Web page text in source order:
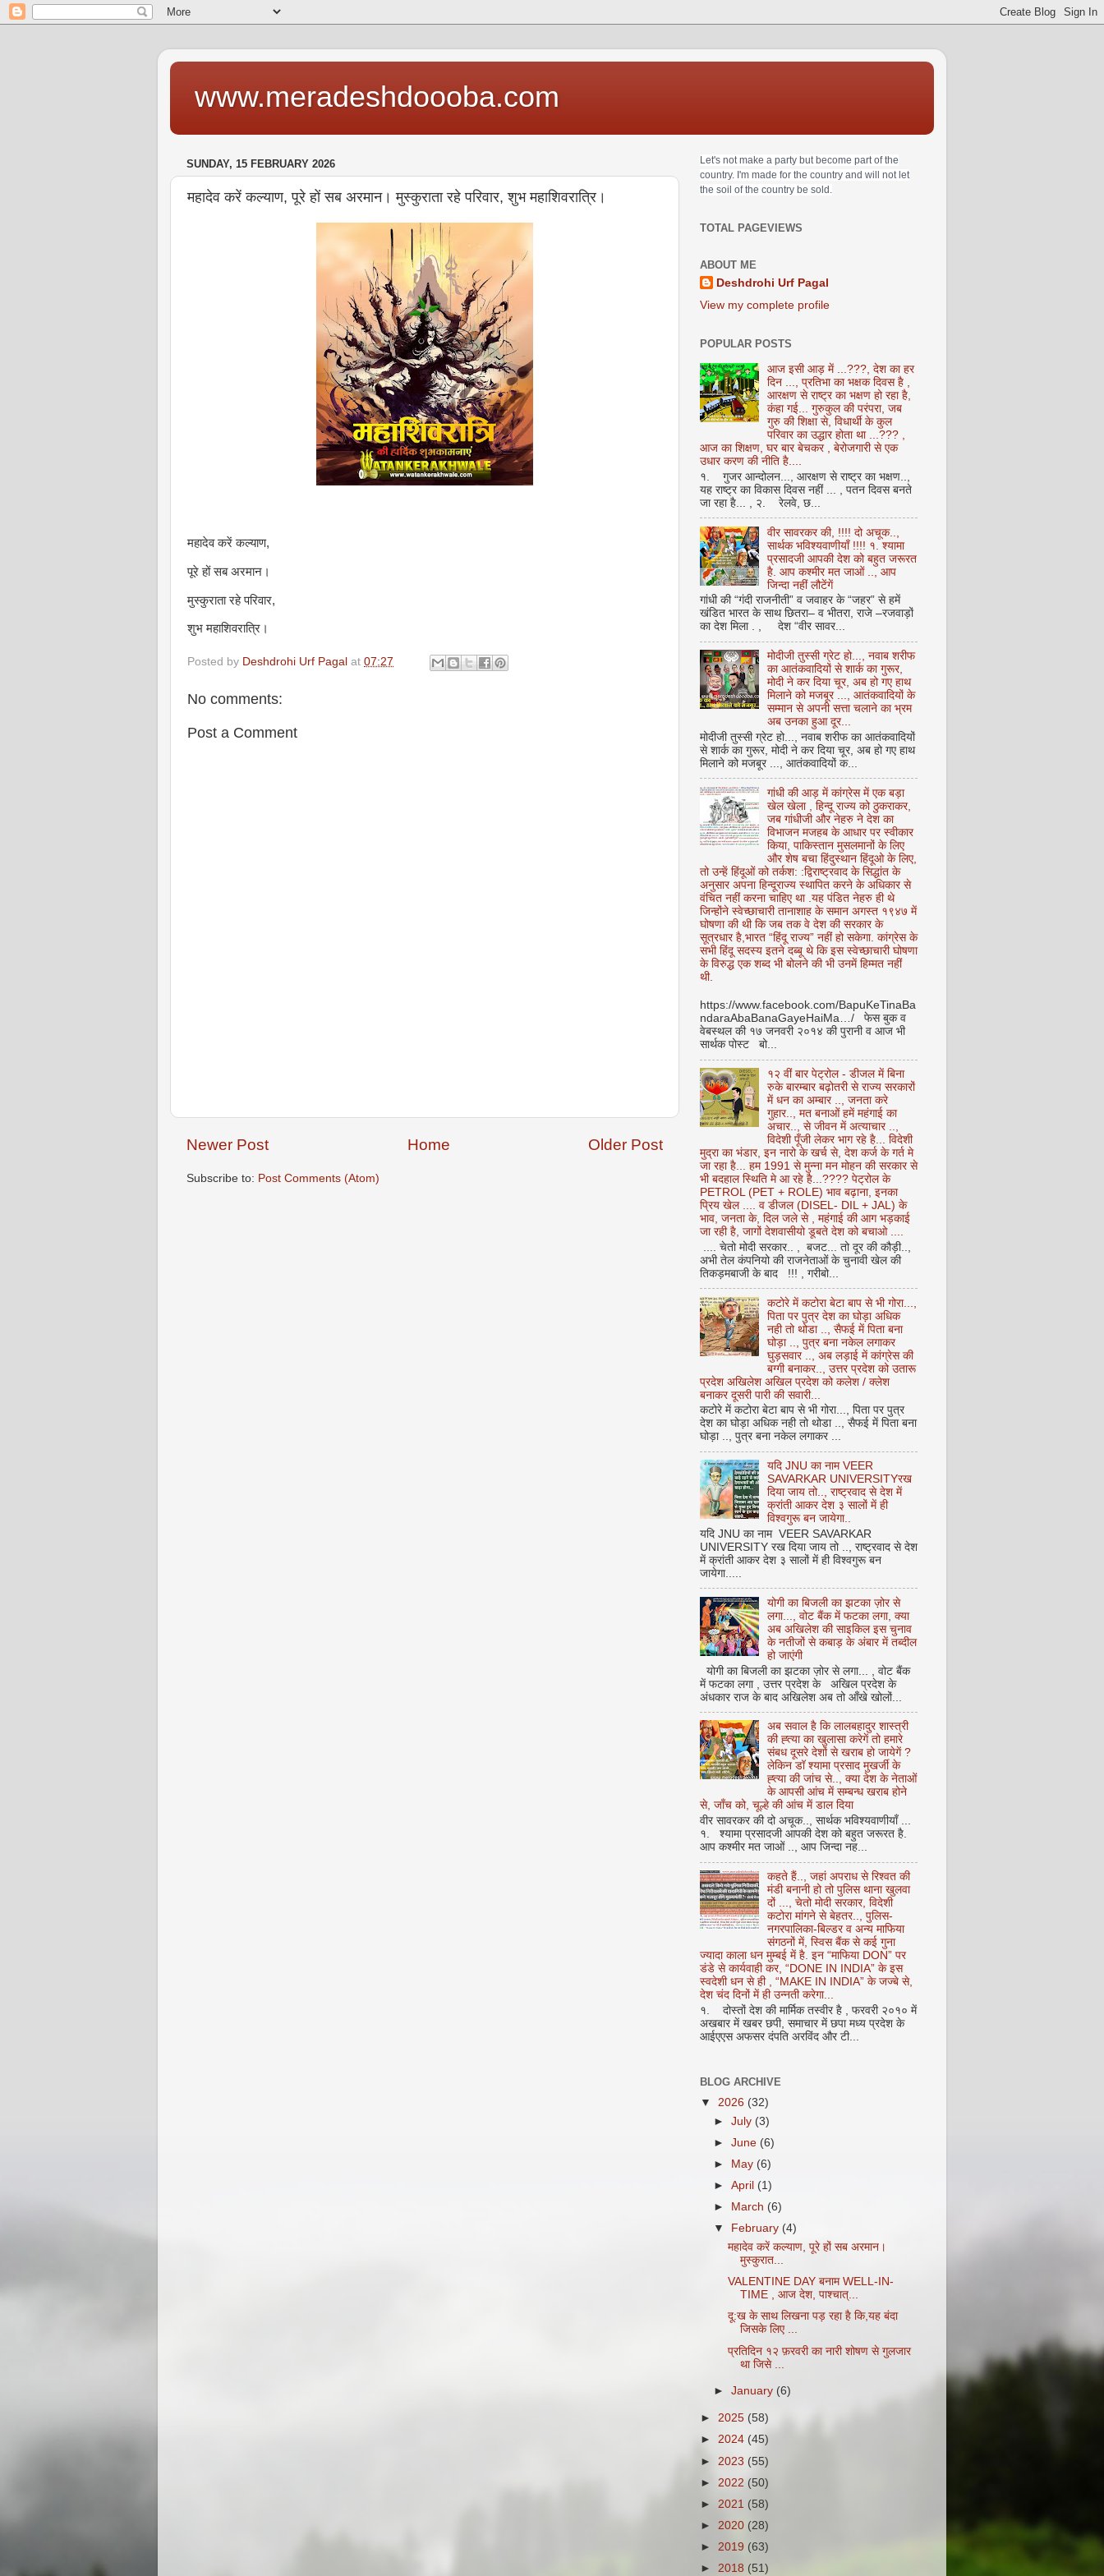
www.meradeshdoooba.com
SUNDAY, 15 FEBRUARY 2026
महादेव करें कल्याण, पूरे हों सब अरमान। मुस्कुराता रहे परिवार, शुभ महाशिवरात्रि।
महादेव करें कल्याण,
पूरे हों सब अरमान।
मुस्कुराता रहे परिवार,
शुभ महाशिवरात्रि।
Posted by Deshdrohi Urf Pagal at 07:27
No comments:
Post a Comment
Newer Post Older Post
Home
Subscribe to: Post Comments (Atom)
Let's not make a party but become part of the
country. I'm made for the country and will not let
the soil of the country be sold.
TOTAL PAGEVIEWS
ABOUT ME
Deshdrohi Urf Pagal
View my complete profile
POPULAR POSTS
आज इसी आड़ में ...???, देश का हर
दिन ..., प्रतिभा का भक्षक दिवस है ,
आरक्षण से राष्ट्र का भक्षण हो रहा है,
कंहा गई... गुरुकुल की परंपरा, जब
गुरु की शिक्षा से, विधार्थी के कुल
परिवार का उद्धार होता था ...??? ,
आज का शिक्षण, घर बार बेचकर , बेरोजगारी से एक
उधार करण की नीति है....
१. गुजर आन्दोलन..., आरक्षण से राष्ट्र का भक्षण..,
यह राष्ट्र का विकास दिवस नहीं ... , पतन दिवस बनते
जा रहा है... , २. रेलवे, छ...
वीर सावरकर की, !!!! दो अचूक..,
सार्थक भविश्यवाणीयाँ !!!! १. श्यामा
प्रसादजी आपकी देश को बहुत जरूरत
है. आप कश्मीर मत जाओं .., आप
जिन्दा नहीं लौटेंगें
गांधी की “गंदी राजनीती” व जवाहर के “जहर” से हमें
खंडित भारत के साथ छितरा– व भीतरा, राजे –रजवाड़ों
का देश मिला . , देश “वीर सावर...
मोदीजी तुस्सी ग्रेट हो..., नवाब शरीफ
का आतंकवादियों से शार्क का गुरूर,
मोदी ने कर दिया चूर, अब हो गए हाथ
मिलाने को मजबूर ..., आतंकवादियों के
सम्मान से अपनी सत्ता चलाने का भ्रम
अब उनका हुआ दूर...
मोदीजी तुस्सी ग्रेट हो..., नवाब शरीफ का आतंकवादियों
से शार्क का गुरूर, मोदी ने कर दिया चूर, अब हो गए हाथ
मिलाने को मजबूर ..., आतंकवादियों क...
गांधी की आड़ में कांग्रेस में एक बड़ा
खेल खेला , हिन्दू राज्य को ठुकराकर,
जब गांधीजी और नेहरु ने देश का
विभाजन मजहब के आधार पर स्वीकार
किया, पाकिस्तान मुसलमानों के लिए
और शेष बचा हिंदुस्थान हिंदूओ के लिए,
तो उन्हें हिंदूओं को तर्कश: :द्विराष्ट्रवाद के सिद्धांत के
अनुसार अपना हिन्दूराज्य स्थापित करने के अधिकार से
वंचित नहीं करना चाहिए था .यह पंडित नेहरु ही थे
जिन्होंने स्वेच्छाचारी तानाशाह के समान अगस्त १९४७ में
घोषणा की थी कि जब तक वे देश की सरकार के
सूत्रधार है,भारत “हिंदू राज्य” नहीं हो सकेगा. कांग्रेस के
सभी हिंदू सदस्य इतने दब्बू थे कि इस स्वेच्छाचारी घोषणा
के विरुद्ध एक शब्द भी बोलने की भी उनमें हिम्मत नहीं
थी.
https://www.facebook.com/BapuKeTinaBa
ndaraAbaBanaGayeHaiMa…/ फेस बुक व
वेबस्थल की १७ जनवरी २०१४ की पुरानी व आज भी
सार्थक पोस्ट बो...
१२ वीं बार पेट्रोल - डीजल में बिना
रुके बारम्बार बढ़ोतरी से राज्य सरकारों
में धन का अम्बार .., जनता करे
गुहार.., मत बनाओं हमें महंगाई का
अचार.., से जीवन में अत्याचार ..,
विदेशी पूँजी लेकर भाग रहे है... विदेशी
मुद्रा का भंडार, इन नारो के खर्च से, देश कर्ज के गर्त मे
जा रहा है... हम 1991 से मुन्ना मन मोहन की सरकार से
भी बदहाल स्थिति मे आ रहे है...???? पेट्रोल के
PETROL (PET + ROLE) भाव बढ़ाना, इनका
प्रिय खेल .... व डीजल (DISEL- DIL + JAL) के
भाव, जनता के, दिल जले से , महंगाई की आग भड़काई
जा रही है, जागों देशवासीयो डूबते देश को बचाओ ....
.... चेतो मोदी सरकार.. , बजट... तो दूर की कौड़ी..,
अभी तेल कंपनियो की राजनेताओं के चुनावी खेल की
तिकड़मबाजी के बाद !!! , गरीबो...
कटोरे में कटोरा बेटा बाप से भी गोरा...,
पिता पर पुत्र देश का घोड़ा अधिक
नही तो थोडा .., सैफई में पिता बना
घोड़ा .., पुत्र बना नकेल लगाकर
घुड़सवार .., अब लड़ाई में कांग्रेस की
बग्गी बनाकर.., उत्तर प्रदेश को उतारू
प्रदेश अखिलेश अखिल प्रदेश को कलेश / क्लेश
बनाकर दूसरी पारी की सवारी...
कटोरे में कटोरा बेटा बाप से भी गोरा..., पिता पर पुत्र
देश का घोड़ा अधिक नही तो थोडा .., सैफई में पिता बना
घोड़ा .., पुत्र बना नकेल लगाकर ...
यदि JNU का नाम VEER
SAVARKAR UNIVERSITYरख
दिया जाय तो.., राष्ट्रवाद से देश में
क्रांती आकर देश ३ सालों में ही
विश्वगुरू बन जायेगा..
यदि JNU का नाम VEER SAVARKAR
UNIVERSITY रख दिया जाय तो .., राष्ट्रवाद से देश
में क्रांती आकर देश ३ सालों में ही विश्वगुरू बन
जायेगा.....
योगी का बिजली का झटका ज़ोर से
लगा..., वोट बैंक में फटका लगा, क्या
अब अखिलेश की साइकिल इस चुनाव
के नतीजों से कबाड़ के अंबार में तब्दील
हो जाएंगी
योगी का बिजली का झटका ज़ोर से लगा... , वोट बैंक
में फटका लगा , उत्तर प्रदेश के अखिल प्रदेश के
अंधकार राज के बाद अखिलेश अब तो आँखे खोलों...
अब सवाल है कि लालबहादुर शास्त्री
की ह्त्या का खुलासा करेगें तो हमारे
संबध दूसरे देशों से खराब हो जायेगें ?
लेकिन डॉ श्यामा प्रसाद मुखर्जी के
ह्त्या की जांच से.., क्या देश के नेताओं
के आपसी आंच में सम्बन्ध खराब होने
से, जाँच को, चूल्हे की आंच में डाल दिया
वीर सावरकर की दो अचूक.., सार्थक भविश्यवाणीयाँ ...
१. श्यामा प्रसादजी आपकी देश को बहुत जरूरत है.
आप कश्मीर मत जाओं .., आप जिन्दा नह...
कहते हैं.., जहां अपराध से रिश्वत की
मंडी बनानी हो तो पुलिस थाना खुलवा
दों ..., चेतो मोदी सरकार, विदेशी
कटोरा मांगने से बेहतर.., पुलिस-
नगरपालिका-बिल्डर व अन्य माफिया
संगठनों में, स्विस बैंक से कई गुना
ज्यादा काला धन मुम्बई में है. इन “माफिया DON” पर
डंडे से कार्यवाही कर, “DONE IN INDIA” के इस
स्वदेशी धन से ही , “MAKE IN INDIA” के जज्बे से,
देश चंद दिनों में ही उन्नती करेगा...
१. दोस्तों देश की मार्मिक तस्वीर है , फरवरी २०१० में
अखबार में खबर छपी, समाचार में छपा मध्य प्रदेश के
आईएएस अफसर दंपति अरविंद और टी...
BLOG ARCHIVE
▼ 2026 (32)
►July (3)
►June (6)
►
May (6)
►April (1)
►
March (6)
▼
February (4)
महादेव करें कल्याण, पूरे हों सब अरमान।
मुस्कुरात...
VALENTINE DAY बनाम WELL-IN-
TIME , आज देश, पाश्चात्...
दू:ख के साथ लिखना पड़ रहा है कि,यह बंदा
जिसके लिए ...
प्रतिदिन १२ फ़रवरी का नारी शोषण से गुलजार
था जिसे ...
►January (6)
► 2025 (58)
► 2024 (45)
► 2023 (55)
► 2022 (50)
► 2021 (58)
► 2020 (28)
► 2019 (63)
► 2018 (51)